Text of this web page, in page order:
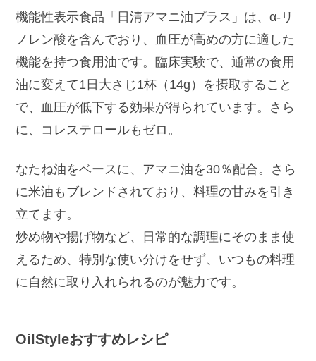
機能性表示食品「日清アマニ油プラス」は、α-リ
ノレン酸を含んでおり、血圧が高めの方に適した
機能を持つ食用油です。臨床実験で、通常の食用
油に変えて1日大さじ1杯（14g）を摂取すること
で、血圧が低下する効果が得られています。さら
に、コレステロールもゼロ。
なたね油をベースに、アマニ油を30％配合。さら
に米油もブレンドされており、料理の甘みを引き
立てます。
炒め物や揚げ物など、日常的な調理にそのまま使
えるため、特別な使い分けをせず、いつもの料理
に自然に取り入れられるのが魅力です。
OilStyleおすすめレシピ